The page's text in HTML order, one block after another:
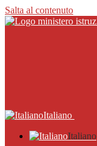
Salta al contenuto
Italiano
Italiano